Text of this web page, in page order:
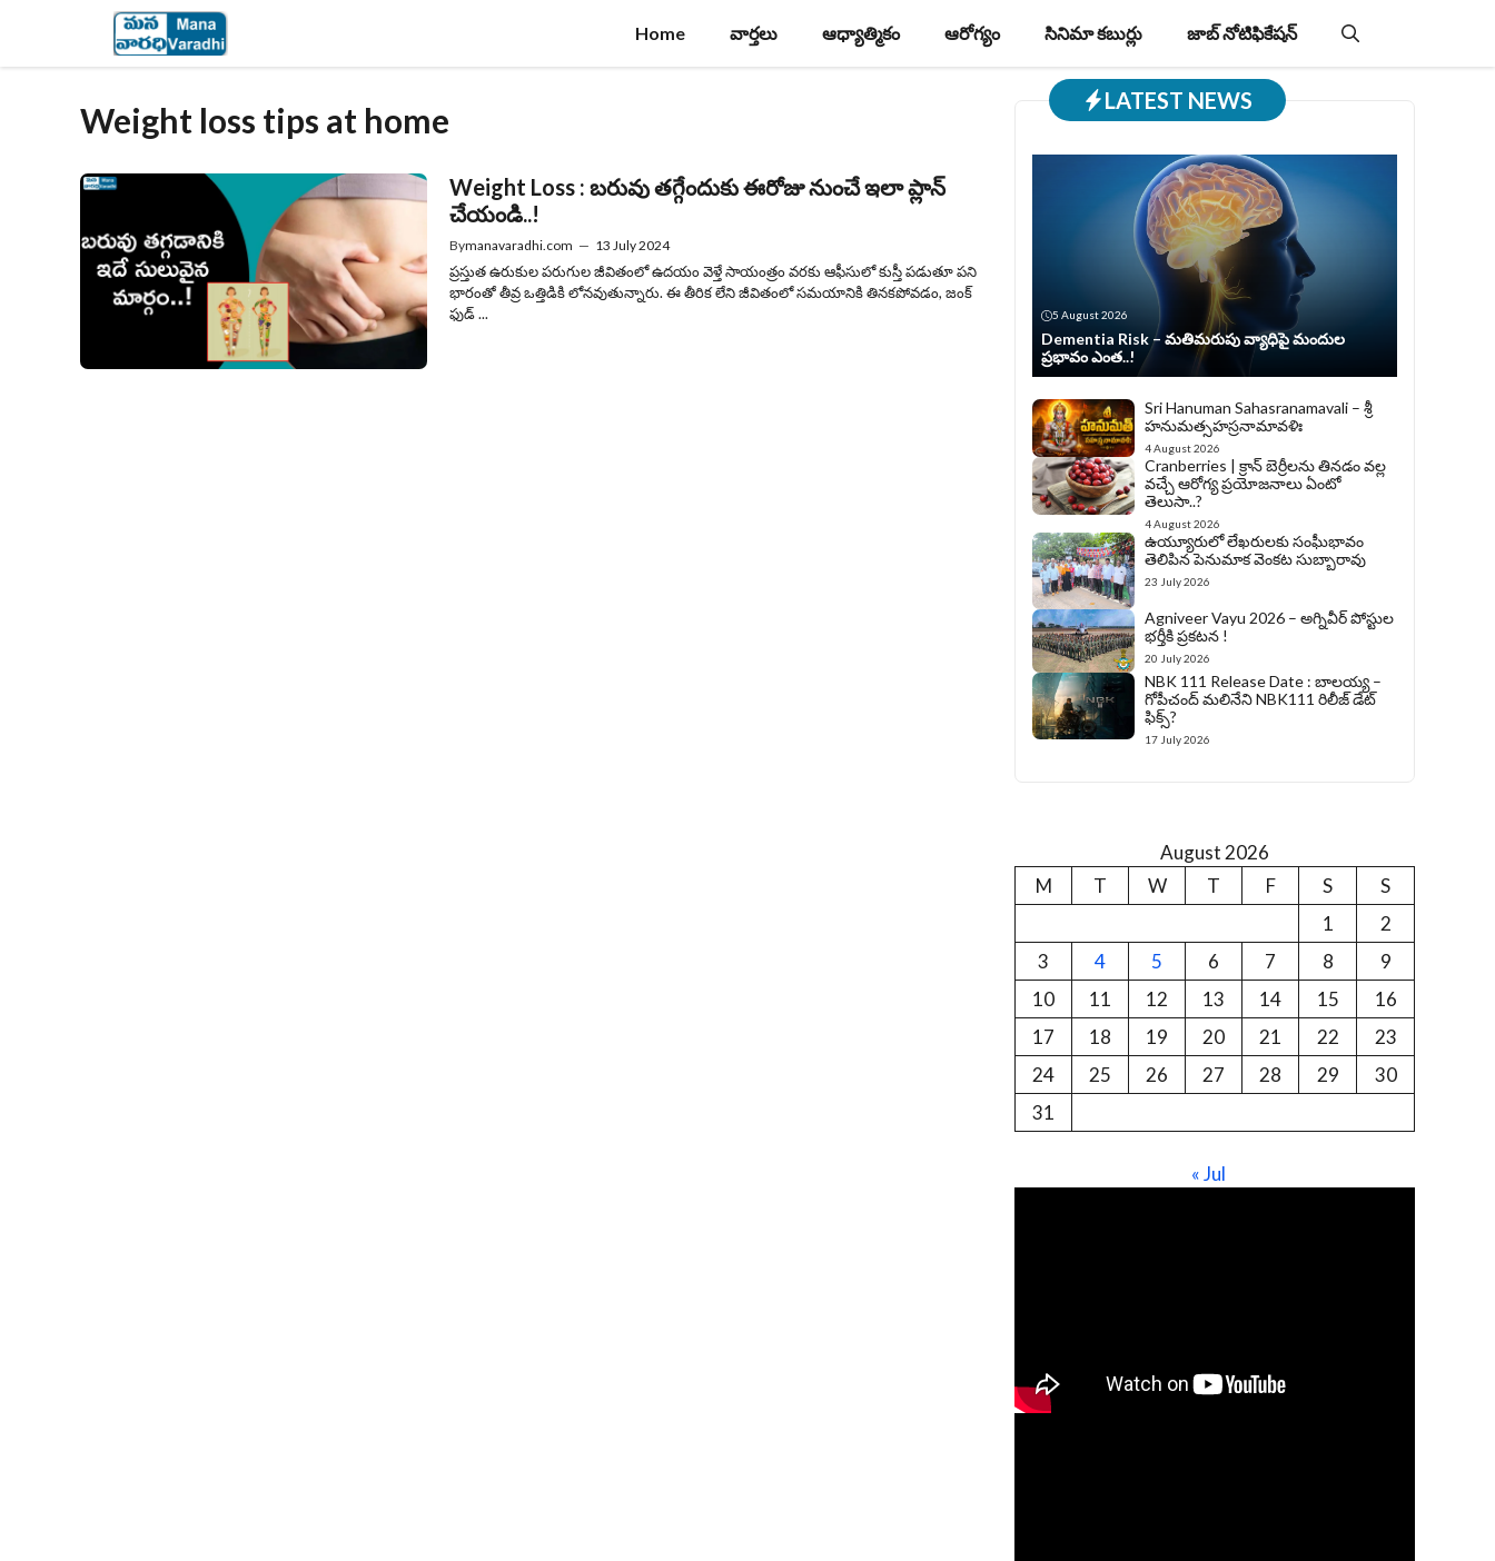
content
Home వార్తలు ఆధ్యాత్మికం ఆరోగ్యం సినిమా కబుర్లు జాబ్‌ నోటిఫికేషన్‌
Weight loss tips at home
Weight Loss : బరువు తగ్గేందుకు ఈరోజు నుంచే ఇలా ప్లాన్
చేయండి..!
Bymanavaradhi.com — 13 July 2024
ప్రస్తుత ఉరుకుల పరుగుల జీవితంలో ఉదయం వెళ్తే సాయంత్రం వరకు ఆఫీసులో కుస్తీ పడుతూ పని
భారంతో తీవ్ర ఒత్తిడికి లోనవుతున్నారు. ఈ తీరిక లేని జీవితంలో సమయానికి తినకపోవడం, జంక్
ఫుడ్ ...
LATEST NEWS
5 August 2026
Dementia Risk – మతిమరుపు వ్యాధిపై మందుల
ప్రభావం ఎంత..!
Sri Hanuman Sahasranamavali – శ్రీ
హనుమత్సహస్రనామావళిః
4 August 2026
Cranberries | క్రాన్ బెర్రీల‌ను తిన‌డం వ‌ల్ల
వచ్చే ఆరోగ్య ప్రయోజనాలు ఏంటో
తెలుసా..?
4 August 2026
ఉయ్యూరులో లేఖరులకు సంఘీభావం
తెలిపిన పెనుమాక వెంకట సుబ్బారావు
23 July 2026
Agniveer Vayu 2026 – అగ్నివీర్‌ పోస్టుల
భర్తీకి ప్రకటన !
20 July 2026
NBK 111 Release Date : బాలయ్య –
గోపీచంద్ మలినేని NBK111 రిలీజ్ డేట్
ఫిక్స్?
17 July 2026
August 2026
M
T W T F S
S
1
2
3
4 5 6 7 8
9
10
11 12 13 14 15
16
17
18 19 20 21 22
23
24
25 26 27 28 29
30
31
« Jul